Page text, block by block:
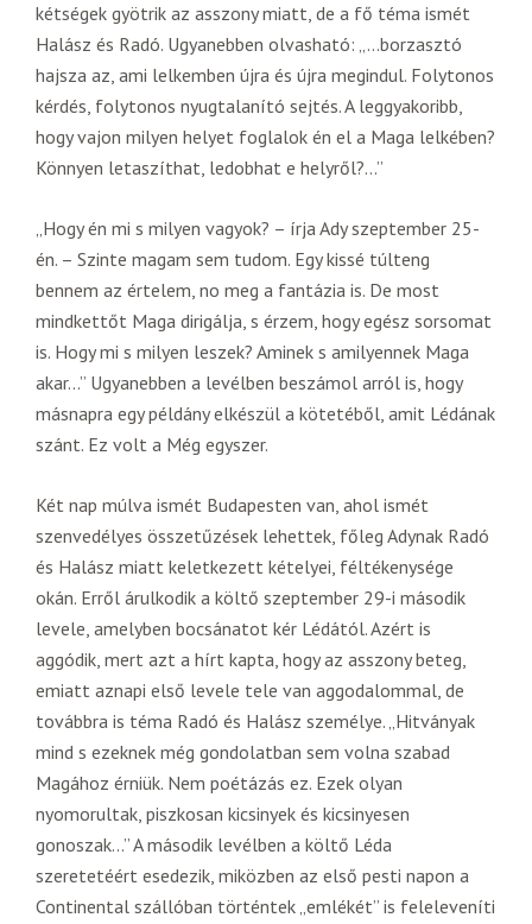
kétségek gyötrik az asszony miatt, de a fő téma ismét
Halász és Radó. Ugyanebben olvasható: „…borzasztó
hajsza az, ami lelkemben újra és újra megindul. Folytonos
kérdés, folytonos nyugtalanító sejtés. A leggyakoribb,
hogy vajon milyen helyet foglalok én el a Maga lelkében?
Könnyen letaszíthat, ledobhat e helyről?…”
„Hogy én mi s milyen vagyok? – írja Ady szeptember 25-
én. – Szinte magam sem tudom. Egy kissé túlteng
bennem az értelem, no meg a fantázia is. De most
mindkettőt Maga dirigálja, s érzem, hogy egész sorsomat
is. Hogy mi s milyen leszek? Aminek s amilyennek Maga
akar…” Ugyanebben a levélben beszámol arról is, hogy
másnapra egy példány elkészül a kötetéből, amit Lédának
szánt. Ez volt a Még egyszer.
Két nap múlva ismét Budapesten van, ahol ismét
szenvedélyes összetűzések lehettek, főleg Adynak Radó
és Halász miatt keletkezett kételyei, féltékenysége
okán. Erről árulkodik a költő szeptember 29-i második
levele, amelyben bocsánatot kér Lédától. Azért is
aggódik, mert azt a hírt kapta, hogy az asszony beteg,
emiatt aznapi első levele tele van aggodalommal, de
továbbra is téma Radó és Halász személye. „Hitványak
mind s ezeknek még gondolatban sem volna szabad
Magához érniük. Nem poétázás ez. Ezek olyan
nyomorultak, piszkosan kicsinyek és kicsinyesen
gonoszak…” A második levélben a költő Léda
szeretetéért esedezik, miközben az első pesti napon a
Continental szállóban történtek „emlékét” is feleleveníti